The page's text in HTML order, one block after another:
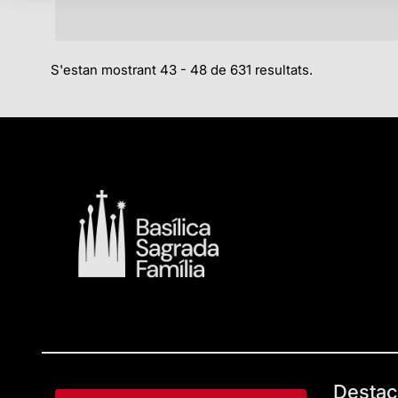
S'estan mostrant 43 - 48 de 631 resultats.